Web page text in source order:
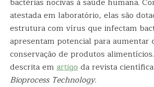
atestada em laboratório, elas são
estrutura com vírus que infectam
apresentam potencial para aumentar
conservação de produtos
descrita em artigoda revista científica
Bioprocess Technology.